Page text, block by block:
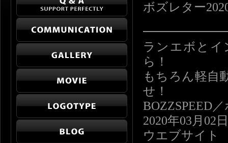
ボズレター
ランエボとイ
ら！
もちろん軽自
せ！
BOZZSPEED
2020年03月02
ウエブサイ